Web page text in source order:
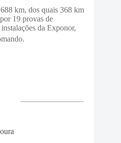
km, dos quais 368 km
19 provas de
da Exponor,